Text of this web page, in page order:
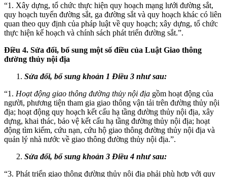
“1. Xây dựng, tổ chức thực hiện quy hoạch mạng lưới đường sắt,
quy hoạch tuyến đường sắt, ga đường sắt và quy hoạch khác có liên
quan theo quy định của pháp luật về quy hoạch; xây dựng, tổ chức
thực hiện kế hoạch và chính sách phát triển đường sắt.”.
Điều 4. Sửa đổi, bổ sung một số điều của Luật Giao thông
đường thủy nội địa
Sửa đổi, bổ sung khoản 1 Điều 3 như sau:
“1. Hoạt động giao thông đường thủy nội địa gồm hoạt động của
người, phương tiện tham gia giao thông vận tải trên đường thủy nội
địa; hoạt động quy hoạch kết cấu hạ tầng đường thủy nội địa, xây
dựng, khai thác, bảo vệ kết cấu hạ tầng đường thủy nội địa; hoạt
động tìm kiếm, cứu nạn, cứu hộ giao thông đường thủy nội địa và
quản lý nhà nước về giao thông đường thủy nội địa.”.
Sửa đổi, bổ sung khoản 3 Điều 4 như sau:
“3. Phát triển giao thông đường thủy nội địa phải phù hợp với quy